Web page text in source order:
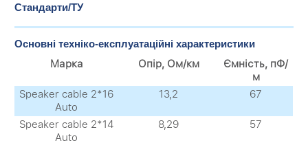
Стандарти/ТУ
Основні техніко-експлуатаційні характеристики
Марка Опір, Ом/км
Ємність, пФ/
м
Speaker cable 2*16
Auto
13,2 67
Speaker cable 2*14
Auto
8,29 57